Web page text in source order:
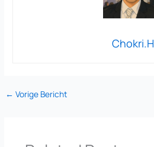
Chokri.H
← Vorige Bericht